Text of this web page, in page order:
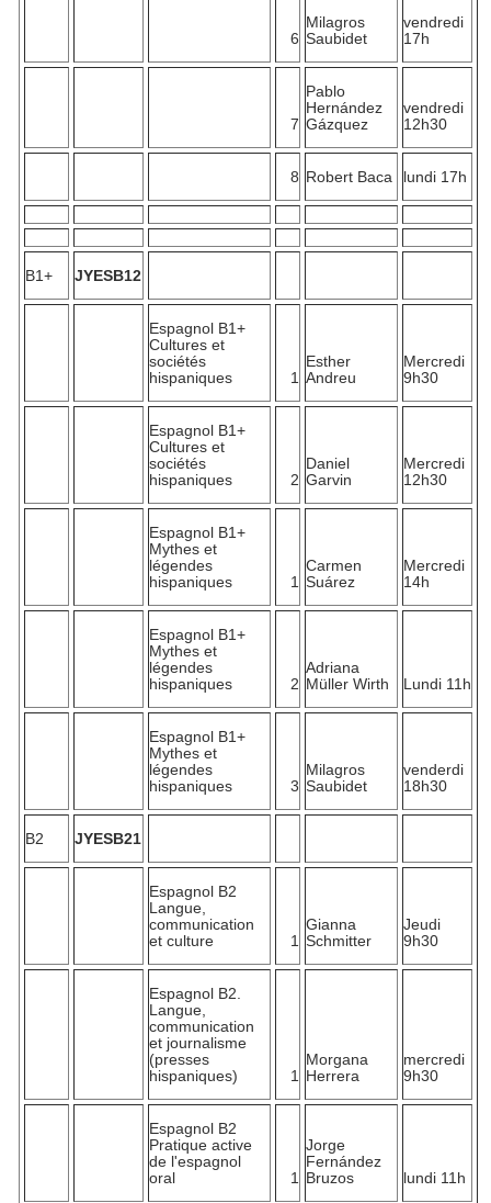
ont collectées lors de votre utilisation de leurs services.
6
Milagros
Saubidet
vendredi
17h
7
Pablo
Hernández
Gázquez
vendredi
12h30
8 Robert Baca lundi 17h
B1+ JYESB12
Espagnol B1+
Cultures et
sociétés
hispaniques
1
Esther
Andreu
Mercredi
9h30
Espagnol B1+
Cultures et
sociétés
hispaniques
2
Daniel
Garvin
Mercredi
12h30
Espagnol B1+
Mythes et
légendes
hispaniques
1
Carmen
Suárez
Mercredi
14h
Espagnol B1+
Mythes et
légendes
hispaniques
2
Adriana
Müller Wirth
Lundi 11h
Espagnol B1+
Mythes et
légendes
hispaniques
3
Milagros
Saubidet
venderdi
18h30
B2 JYESB21
Espagnol B2
Langue,
communication
et culture
1
Gianna
Schmitter
Jeudi
9h30
Espagnol B2.
Langue,
communication
et journalisme
(presses
hispaniques)
1
Morgana
Herrera
mercredi
9h30
Espagnol B2
Pratique active
de l'espagnol
oral
1
Jorge
Fernández
Bruzos
lundi 11h